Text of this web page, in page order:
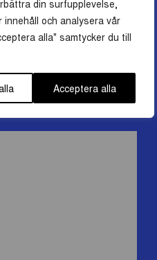
din surfupplevelse,
och analysera vår
alla" samtycker du till
Acceptera alla